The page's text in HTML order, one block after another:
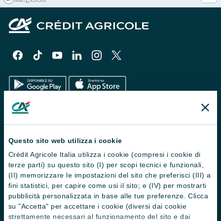
Questo sito web utilizza i cookie
Crédit Agricole Italia utilizza i cookie (compresi i cookie di
terze parti) su questo sito (I) per scopi tecnici e funzionali,
(II) memorizzare le impostazioni del sito che preferisci (III) a
fini statistici, per capire come usi il sito; e (IV) per mostrarti
pubblicità personalizzata in base alle tue preferenze. Clicca
su "Accetta" per accettare i cookie (diversi dai cookie
strettamente necessari al funzionamento del sito e dai
Trova filiali
Contattaci
Domande frequenti
Successioni
Servizi e pagamenti digitali